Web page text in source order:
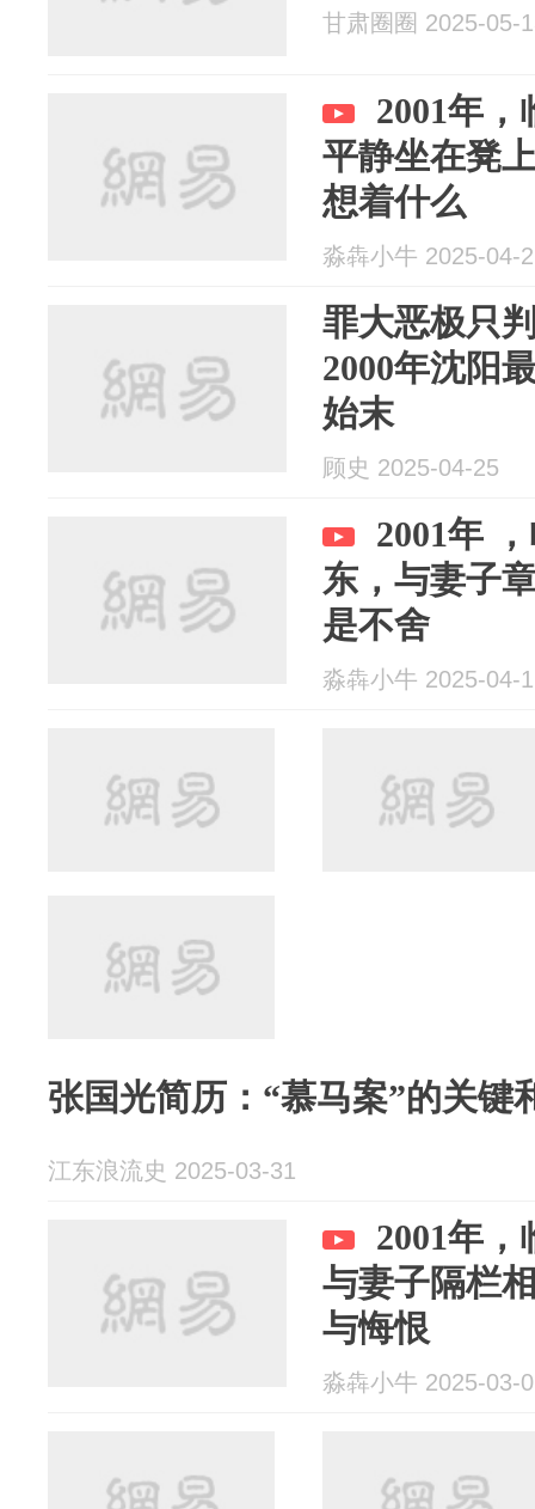
甘肃圈圈 2025-05-
2001年
平静坐在凳
想着什么
淼犇小牛 2025-04-
罪大恶极只
2000年沈阳
始末
顾史 2025-04-25
2001年
东，与妻子
是不舍
淼犇小牛 2025-04-
张国光简历：“慕马案”的关键
江东浪流史 2025-03-31
2001年
与妻子隔栏
与悔恨
淼犇小牛 2025-03-